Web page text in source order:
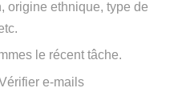
origine ethnique, type de
le récent tâche.
e-mails